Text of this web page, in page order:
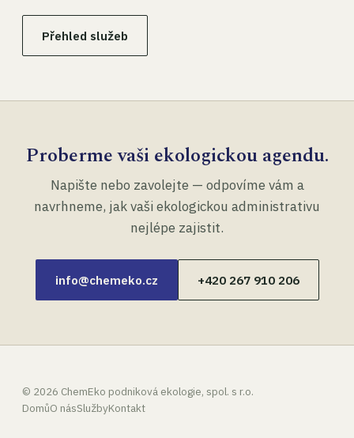
Přehled služeb
Proberme vaši ekologickou agendu.
Napište nebo zavolejte — odpovíme vám a
navrhneme, jak vaši ekologickou administrativu
nejlépe zajistit.
info@chemeko.cz +420 267 910 206
© 2026 ChemEko podniková ekologie, spol. s r.o.
DomůO násSlužbyKontakt